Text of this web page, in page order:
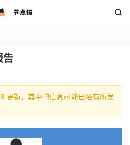

告
新，其中的信息可能已经有所发